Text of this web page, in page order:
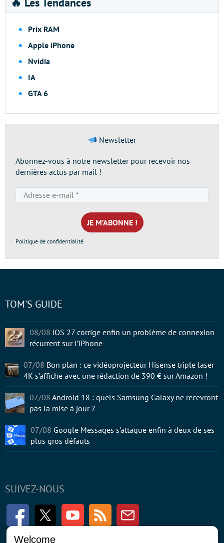
Prix RAM
Apple iPhone
Nvidia
IA
GTA 6
Newsletter
Abonnez-vous à notre newsletter pour recevoir nos
dernières actus par mail !
e-
mail
*
Politique de confidentialité
SUIVEZ-NOUS
FacebookTwitter Youtube RSS Newsletter
TOM'S GUIDE
08/08 iOS 27 corrige enfin un problème de connexion
récurrent sur l’iPhone
07/08 Bon plan : ce vidéoprojecteur Hisense triple laser
4K s’affiche avec une rédaction de 390 € sur Amazon !
07/08 Android 18 : quels Samsung Galaxy ne recevront
pas la mise à jour ?
07/08 Google Messages s’attaque enfin à deux de ses
plus gros défauts
Welcome